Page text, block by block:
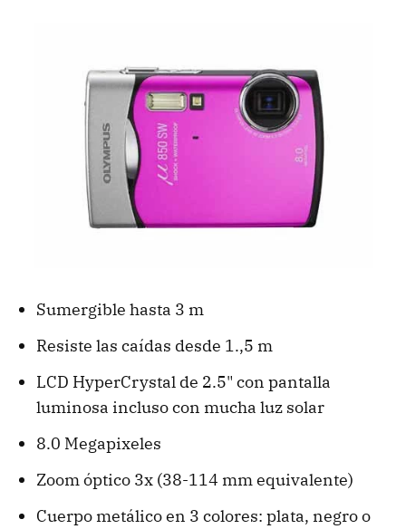
Sumergible hasta 3 m
Resiste las caídas desde 1.,5 m
LCD HyperCrystal de 2.5" con pantalla
luminosa incluso con mucha luz solar
8.0 Megapixeles
Zoom óptico 3x (38-114 mm equivalente)
Cuerpo metálico en 3 colores: plata, negro o